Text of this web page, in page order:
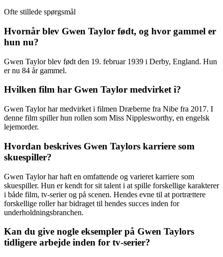
Ofte stillede spørgsmål
Hvornår blev Gwen Taylor født, og hvor gammel er
hun nu?
Gwen Taylor blev født den 19. februar 1939 i Derby, England. Hun
er nu 84 år gammel.
Hvilken film har Gwen Taylor medvirket i?
Gwen Taylor har medvirket i filmen Dræberne fra Nibe fra 2017. I
denne film spiller hun rollen som Miss Nipplesworthy, en engelsk
lejemorder.
Hvordan beskrives Gwen Taylors karriere som
skuespiller?
Gwen Taylor har haft en omfattende og varieret karriere som
skuespiller. Hun er kendt for sit talent i at spille forskellige karakterer
i både film, tv-serier og på scenen. Hendes evne til at portrættere
forskellige roller har bidraget til hendes succes inden for
underholdningsbranchen.
Kan du give nogle eksempler på Gwen Taylors
tidligere arbejde inden for tv-serier?